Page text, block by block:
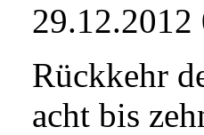
29.12.2012
Rückkehr
acht bis